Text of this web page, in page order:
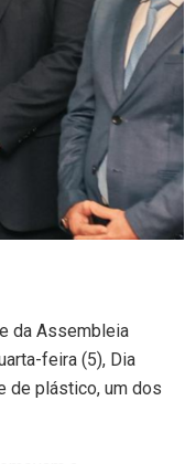
da Assembleia
feira (5), Dia
de plástico, um dos